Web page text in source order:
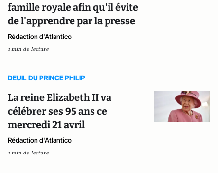
famille royale afin qu'il évite
de l'apprendre par la presse
Rédaction d'Atlantico
1 min de lecture
DEUIL DU PRINCE PHILIP
La reine Elizabeth II va
célébrer ses 95 ans ce
mercredi 21 avril
Rédaction d'Atlantico
1 min de lecture